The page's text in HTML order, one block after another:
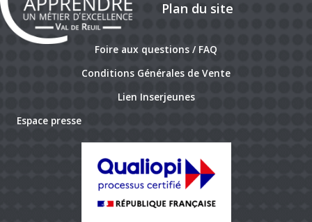
Plan du site
Foire aux questions / FAQ
Conditions Générales de Vente
Lien Inserjeunes
Espace presse